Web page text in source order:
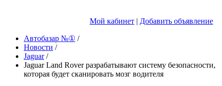
Мой кабинет | Добавить объявление
Автобазар №① /
Новости /
Jaguar /
Jaguar Land Rover разрабатывают систему безопасности,
которая будет сканировать мозг водителя